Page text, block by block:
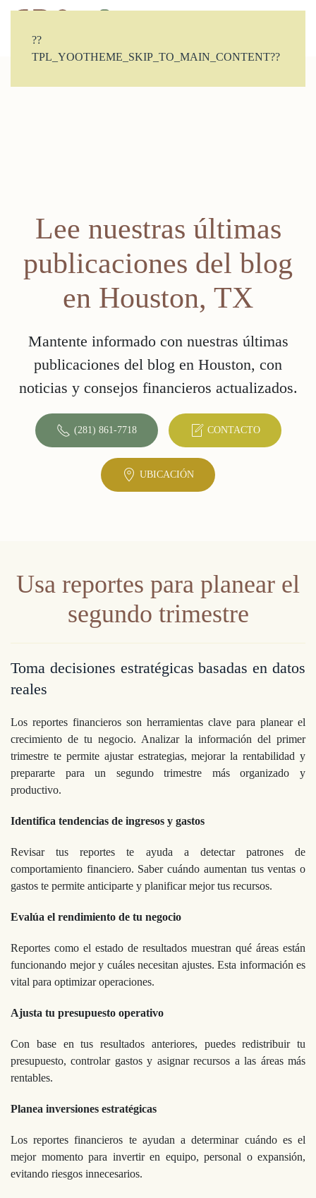
??
TPL_YOOTHEME_SKIP_TO_MAIN_CONTENT??
Lee nuestras últimas
publicaciones del blog
en Houston, TX
Mantente informado con nuestras últimas
publicaciones del blog en Houston, con
noticias y consejos financieros actualizados.
(281) 861-7718 CONTACTO
UBICACIÓN
Usa reportes para planear el
segundo trimestre
Toma decisiones estratégicas basadas en datos
reales
Los reportes financieros son herramientas clave para planear el
crecimiento de tu negocio. Analizar la información del primer
trimestre te permite ajustar estrategias, mejorar la rentabilidad y
prepararte para un segundo trimestre más organizado y
productivo.
Identifica tendencias de ingresos y gastos
Revisar tus reportes te ayuda a detectar patrones de
comportamiento financiero. Saber cuándo aumentan tus ventas o
gastos te permite anticiparte y planificar mejor tus recursos.
Evalúa el rendimiento de tu negocio
Reportes como el estado de resultados muestran qué áreas están
funcionando mejor y cuáles necesitan ajustes. Esta información es
vital para optimizar operaciones.
Ajusta tu presupuesto operativo
Con base en tus resultados anteriores, puedes redistribuir tu
presupuesto, controlar gastos y asignar recursos a las áreas más
rentables.
Planea inversiones estratégicas
Los reportes financieros te ayudan a determinar cuándo es el
mejor momento para invertir en equipo, personal o expansión,
evitando riesgos innecesarios.